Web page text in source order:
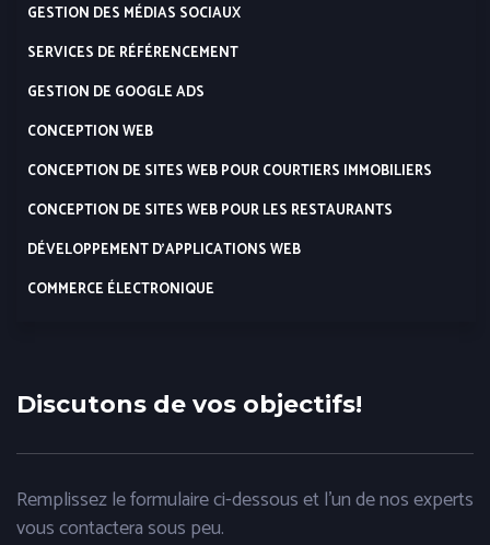
GESTION DES MÉDIAS SOCIAUX
SERVICES DE RÉFÉRENCEMENT
GESTION DE GOOGLE ADS
CONCEPTION WEB
CONCEPTION DE SITES WEB POUR COURTIERS IMMOBILIERS
CONCEPTION DE SITES WEB POUR LES RESTAURANTS
DÉVELOPPEMENT D’APPLICATIONS WEB
COMMERCE ÉLECTRONIQUE
Discutons de vos objectifs!
Remplissez le formulaire ci-dessous et l'un de nos experts
vous contactera sous peu.